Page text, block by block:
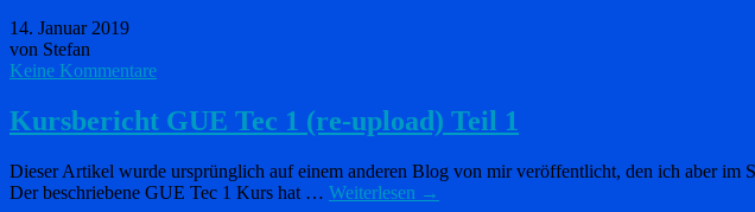
14. Januar 2019
von Stefan
Keine Kommentare
Kursbericht GUE Tec 1 (re-upload) Teil 1
Dieser Artikel wurde ursprünglich auf einem anderen Blog von mir veröffentlicht, den ich aber im
Der beschriebene GUE Tec 1 Kurs hat … Weiterlesen →